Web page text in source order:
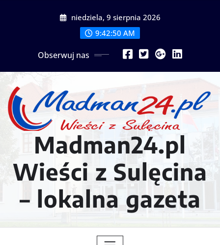
niedziela, 9 sierpnia 2026
9:42:52 AM
Obserwuj nas
Madman24.pl
Wieści z Sulęcina
– lokalna gazeta